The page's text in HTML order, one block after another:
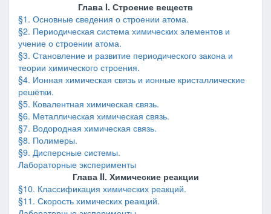
Глава I. Строение веществ
§1. Основные сведения о строении атома.
§2. Периодическая система химических элементов и
учение о строении атома.
§3. Становление и развитие периодического закона и
теории химического строения.
§4. Ионная химическая связь и ионные кристаллические
решётки.
§5. Ковалентная химическая связь.
§6. Металлическая химическая связь.
§7. Водородная химическая связь.
§8. Полимеры.
§9. Дисперсные системы.
Лабораторные эксперименты
Глава II. Химические реакции
§10. Классификация химических реакций.
§11. Скорость химических реакций.